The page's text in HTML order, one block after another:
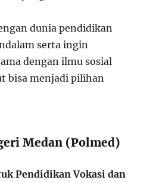
dunia pendidikan
serta ingin
dengan ilmu sosial
bisa menjadi pilihan
Medan (Polmed)
Pendidikan Vokasi dan